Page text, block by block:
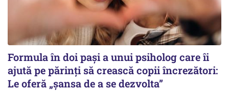
Formula în doi pași a unui psiholog care îi
ajută pe părinți să crească copii încrezători:
Le oferă „șansa de a se dezvolta”